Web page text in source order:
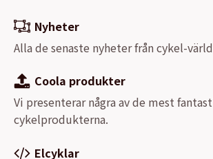
Nyheter
Alla de senaste nyheter från cykel-
Coola produkter
Vi presenterar några av de mest
cykelprodukterna.
Elcyklar